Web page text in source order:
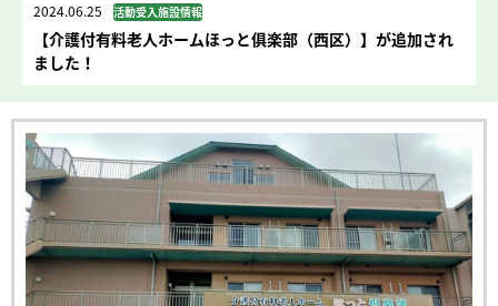
2024.06.25 活動受入施設情報
【介護付有料老人ホームほっと俱楽部（西区）】が追加され
ました！